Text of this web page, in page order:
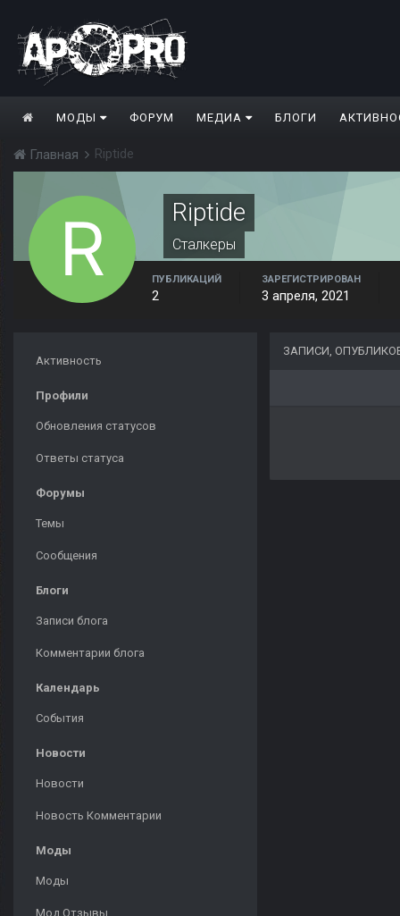
МОДЫ ФОРУМ МЕДИА БЛОГИ
Главная Riptide
Riptide
Сталкеры
ПУБЛИКАЦИЙ
2
ЗАРЕГИСТРИРОВАН
3 апреля, 2021
Активность
Профили
Обновления статусов
Ответы статуса
Форумы
Темы
Сообщения
Блоги
Записи блога
Комментарии блога
Календарь
События
Новости
Новости
Новость Комментарии
Моды
Моды
Мод Отзывы
ЗАПИСИ,